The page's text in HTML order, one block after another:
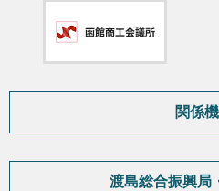
関係
渡島総合振興局